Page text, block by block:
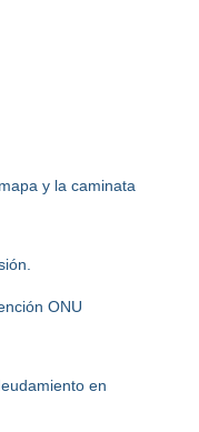
y la caminata
ONU
en